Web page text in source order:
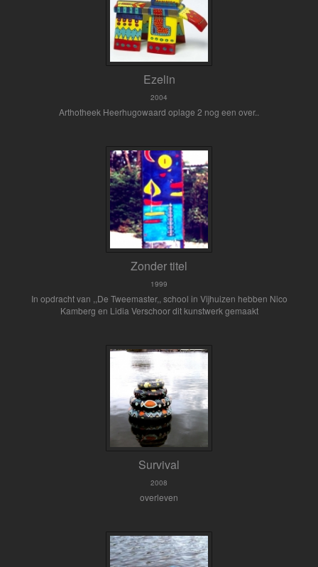
Ezelin
2004
Arthotheek Heerhugowaard oplage 2 nog een over..
Zonder titel
1999
In opdracht van ,,De Tweemaster,, school in Vijhuizen hebben Nico
Kamberg en Lidia Verschoor dit kunstwerk gemaakt
Survival
2008
overleven